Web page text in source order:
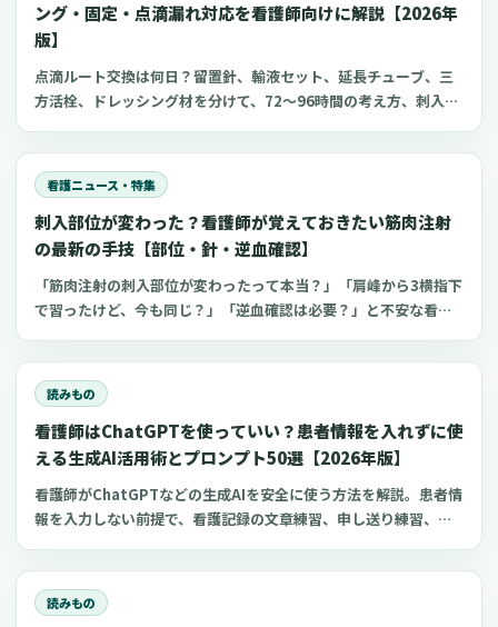
ング・固定・点滴漏れ対応を看護師向けに解説【2026年
版】
点滴ルート交換は何日？留置針、輸液セット、延長チューブ、三
方活栓、ドレッシング材を分けて、72〜96時間の考え方、刺入部
看護ニュース・特集
刺入部位が変わった？看護師が覚えておきたい筋肉注射
の最新の手技【部位・針・逆血確認】
「筋肉注射の刺入部位が変わったって本当？」「肩峰から3横指下
で習ったけど、今も同じ？」「逆血確認は必要？」と不安な看護
び方、針のゲージと長さ、皮下注射との違い、神経損傷やSIRVA
を避けるポイント、ワクチン接種時の手順までわかりやすく解説
します。
読みもの
看護師はChatGPTを使っていい？患者情報を入れずに使
える生成AI活用術とプロンプト50選【2026年版】
看護師がChatGPTなどの生成AIを安全に使う方法を解説。患者情
報を入力しない前提で、看護記録の文章練習、申し送り練習、復
読みもの